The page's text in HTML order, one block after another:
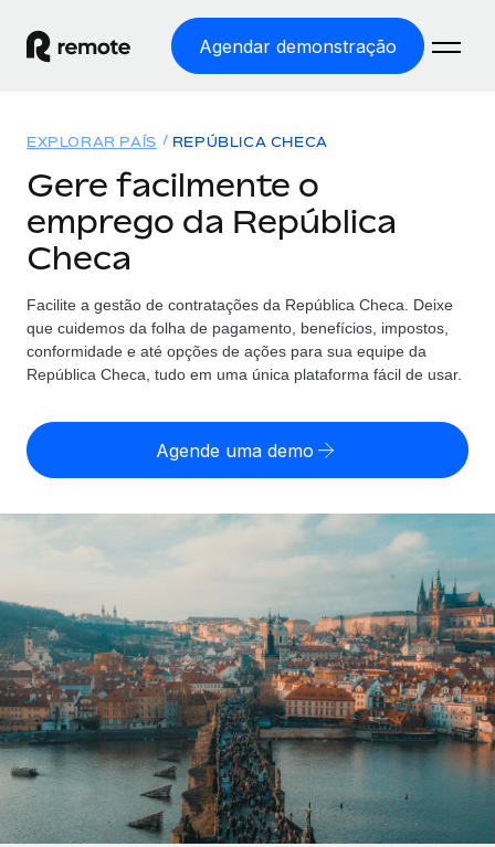
Agendar demonstração
EMPREGO GLOBAL
Processamento Salarial
Employer of Record
Expanda globalmente sem custos de constituição de
Integra e gere trabalhadores independentes
Obtenha apoio especializado em RH e
conformidade globais
Soluções
Explorador de países
Encontra apoio para emprego global por país
Comparar a Remote
Parceiros tecnológicos estratégicos
Integre os RH globais na sua plataforma de forma
CASE STUDIES
Preçário
Português (Portugal)
English
Nederlands
Español
Italiano
Português (Portugal)
日本語
Início de sessão
EXPLORAR PAÍS REPÚBLICA CHECA
Gere facilmente o
emprego da República
Checa
Facilite a gestão de contratações da República Checa. Deixe
que cuidemos da folha de pagamento, benefícios, impostos,
conformidade e até opções de ações para sua equipe da
República Checa, tudo em uma única plataforma fácil de usar.
Agende uma demo